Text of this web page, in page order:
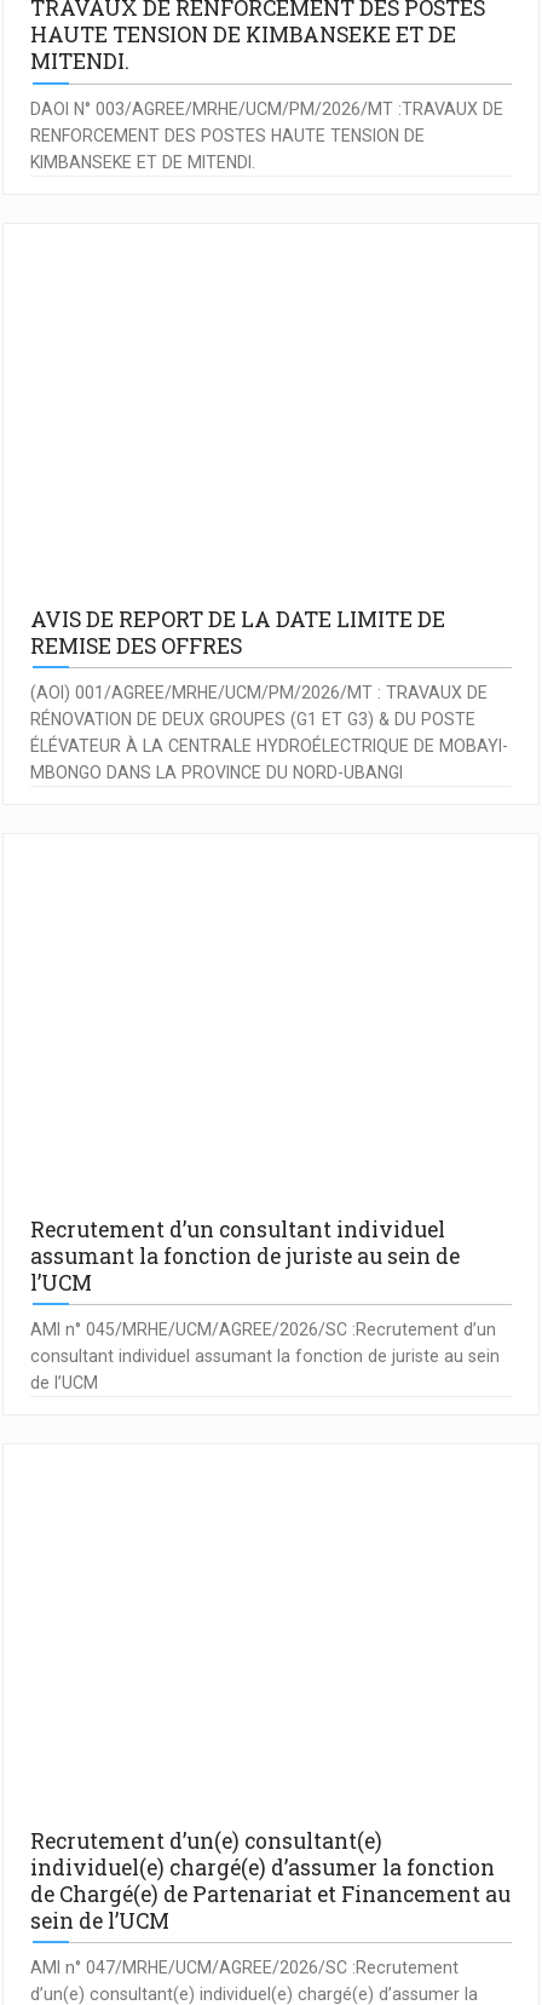
TRAVAUX DE RENFORCEMENT DES POSTES
HAUTE TENSION DE KIMBANSEKE ET DE
MITENDI.
DAOI N° 003/AGREE/MRHE/UCM/PM/2026/MT :TRAVAUX DE
RENFORCEMENT DES POSTES HAUTE TENSION DE
KIMBANSEKE ET DE MITENDI.
AVIS DE REPORT DE LA DATE LIMITE DE
REMISE DES OFFRES
(AOI) 001/AGREE/MRHE/UCM/PM/2026/MT : TRAVAUX DE
RÉNOVATION DE DEUX GROUPES (G1 ET G3) & DU POSTE
ÉLÉVATEUR À LA CENTRALE HYDROÉLECTRIQUE DE MOBAYI-
MBONGO DANS LA PROVINCE DU NORD-UBANGI
Recrutement d’un consultant individuel
assumant la fonction de juriste au sein de
l’UCM
AMI n° 045/MRHE/UCM/AGREE/2026/SC :Recrutement d’un
consultant individuel assumant la fonction de juriste au sein
de l’UCM
Recrutement d’un(e) consultant(e)
individuel(e) chargé(e) d’assumer la fonction
de Chargé(e) de Partenariat et Financement au
sein de l’UCM
AMI n° 047/MRHE/UCM/AGREE/2026/SC :Recrutement
d’un(e) consultant(e) individuel(e) chargé(e) d’assumer la